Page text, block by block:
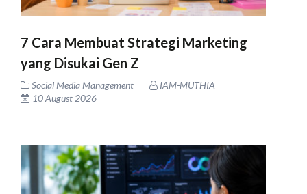
7 Cara Membuat Strategi Marketing
yang Disukai Gen Z
Social Media Management
IAM-MUTHIA
10 August 2026